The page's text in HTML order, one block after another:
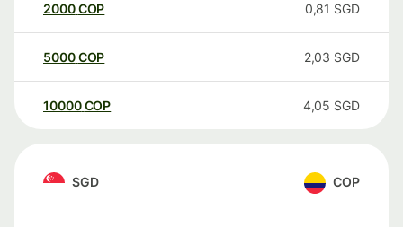
2000COP 0,81 SGD
5000COP 2,03 SGD
10000 COP 4,05 SGD
SGD COP